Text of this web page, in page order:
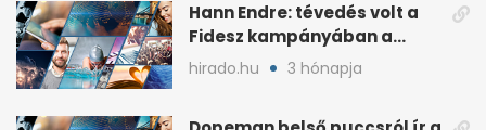
Hann Endre: tévedés volt a
Fidesz kampányában a
háborús veszély
hirado.hu 3 hónapja